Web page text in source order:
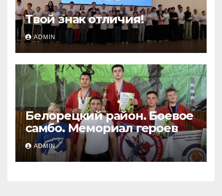
Твой знак отличия!
ADMIN
Белорецкий район. Боевое
самбо. Мемориал героев
ADMIN